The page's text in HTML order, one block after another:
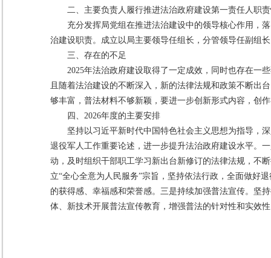
二、主要负责人履行推进法治政府建设第一责任人职
充分发挥局党组在推进法治建设中的领导核心作用，
治建设职责。成立以局主要领导任组长，分管领导任副组
三、存在的不足
2025年法治政府建设取得了一定成效，同时也存在一
且随着法治建设的不断深入，新的法律法规和政策不断出
够丰富，普法材料不够新颖，要进一步创新形式内容，创
四、2026年度的主要安排
坚持以习近平新时代中国特色社会主义思想为指导，
退役军人工作重要论述，进一步提升法治政府建设水平。
动，及时组织干部职工学习新出台新修订的法律法规，不
立“全心全意为人民服务”宗旨，坚持依法行政，全面做好
的获得感、幸福感和荣誉感。三是持续加强普法宣传。坚
体、新技术开展普法宣传教育，增强普法的针对性和实效